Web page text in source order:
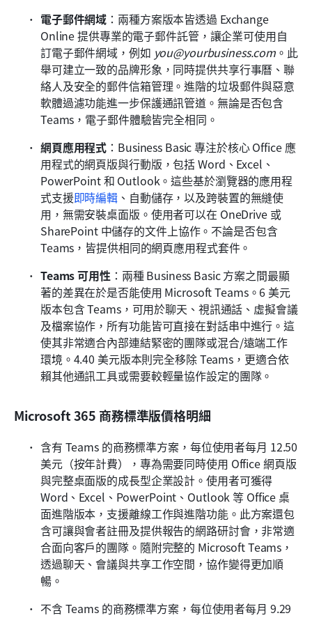
電子郵件網域 ：兩種方案版本皆透過 Exchange
Online 提供專業的電子郵件託管，讓企業可使用自
訂電子郵件網域，例如 you@yourbusiness.com 。此
舉可建立一致的品牌形象，同時提供共享行事曆、聯
絡人及安全的郵件信箱管理。進階的垃圾郵件與惡意
軟體過濾功能進一步保護通訊管道。無論是否包含
Teams，電子郵件體驗皆完全相同。
網頁應用程式 ：Business Basic 專注於核心 Office 應
用程式的網頁版與行動版，包括 Word、Excel、
PowerPoint 和 Outlook。這些基於瀏覽器的應用程
式支援即時編輯 、自動儲存，以及跨裝置的無縫使
用，無需安裝桌面版。使用者可以在 OneDrive 或
SharePoint 中儲存的文件上協作。不論是否包含
Teams，皆提供相同的網頁應用程式套件。
Teams 可用性 ：兩種 Business Basic 方案之間最顯
著的差異在於是否能使用 Microsoft Teams。6 美元
版本包含 Teams，可用於聊天、視訊通話、虛擬會議
及檔案協作，所有功能皆可直接在對話串中進行。這
使其非常適合內部連結緊密的團隊或混合/遠端工作
環境。4.40 美元版本則完全移除 Teams，更適合依
賴其他通訊工具或需要較輕量協作設定的團隊。
Microsoft 365 商務標準版價格明細
含有 Teams 的商務標準方案，每位使用者每月 12.50
美元（按年計費），專為需要同時使用 Office 網頁版
與完整桌面版的成長型企業設計。使用者可獲得
Word、Excel、PowerPoint、Outlook 等 Office 桌
面進階版本，支援離線工作與進階功能。此方案還包
含可讓與會者註冊及提供報告的網路研討會，非常適
合面向客戶的團隊。隨附完整的 Microsoft Teams，
透過聊天、會議與共享工作空間，協作變得更加順
暢。
不含 Teams 的商務標準方案，每位使用者每月 9.29